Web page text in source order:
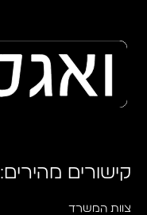
קישורים מהירים:
צוות המשרד